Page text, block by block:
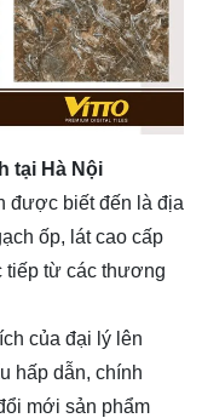
tại Hà Nội
được biết đến là địa
ốp, lát cao cấp
tiếp từ các thương
của đại lý lên
hấp dẫn, chính
mới sản phẩm